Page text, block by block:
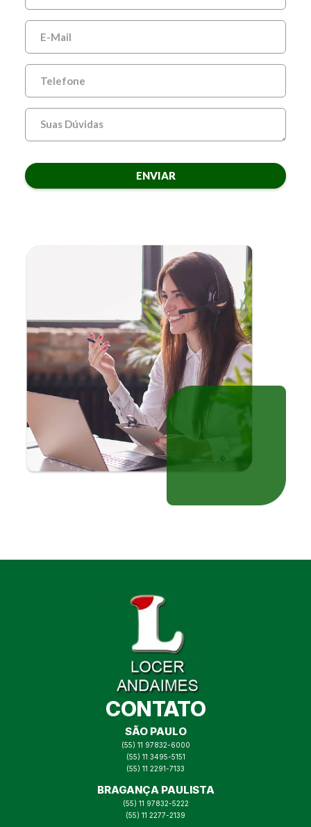
ENVIAR
CONTATO
SÃO PAULO
(55) 11 97832-6000
(55) 11 3495-5151
(55) 11 2291-7133
BRAGANÇA PAULISTA
(55) 11 97832-5222
(55) 11 2277-2139